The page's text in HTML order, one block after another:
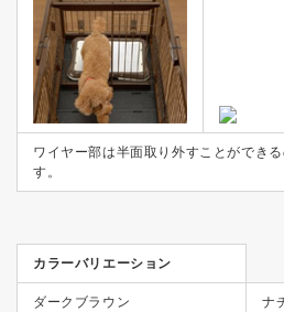
ワイヤー部は半面取り外すことができ
す。
カラーバリエーション
ダークブラウン ナ